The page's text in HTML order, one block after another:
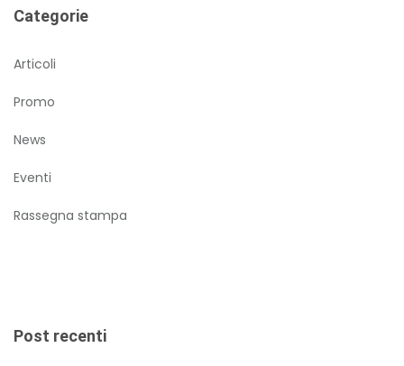
Categorie
Articoli
Promo
News
Eventi
Rassegna stampa
Post recenti